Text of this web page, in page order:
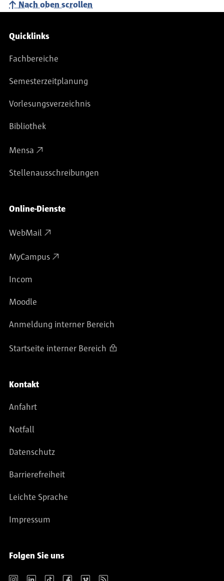
Nach oben scrollen
Service-Navigation
Quicklinks
Fachbereiche
Semesterzeitplanung
Vorlesungsverzeichnis
Bibliothek
Mensa
Stellenausschreibungen
Online-Dienste
WebMail
MyCampus
Incom
Moodle
Anmeldung interner Bereich
Startseite interner Bereich
Kontakt
Anfahrt
Notfall
Datenschutz
Barrierefreiheit
Leichte Sprache
Impressum
Folgen Sie uns
Instagram LinkedIn TikTok Facebook Vimeo RSS